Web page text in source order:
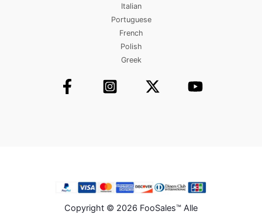
Italian
Portuguese
French
Polish
Greek
Copyright © 2026 FooSales™ Alle